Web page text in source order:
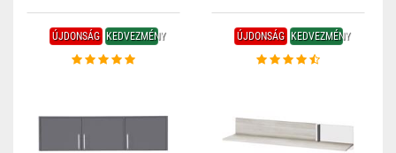
ÚJDONSÁG KEDVEZMÉNY ÚJDONSÁG KEDVEZMÉNY